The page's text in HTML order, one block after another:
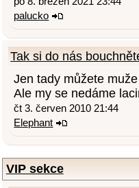
palucko
Tak si do nás
Jen tady můžete
Ale my se nedáme
čt 3. červen 2010 21:44
Elephant
VIP sekce